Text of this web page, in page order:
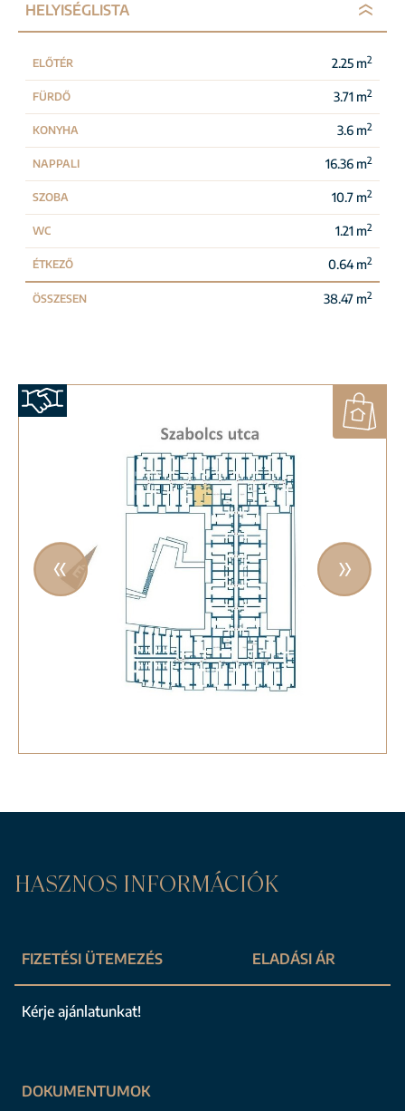
HELYISÉGLISTA
ELŐTÉR 2.25 m2
FÜRDŐ 3.71 m2
KONYHA 3.6 m2
NAPPALI 16.36 m2
SZOBA 10.7 m2
WC 1.21 m2
ÉTKEZŐ 0.64 m2
ÖSSZESEN 38.47 m2
HASZNOS INFORMÁCIÓK
FIZETÉSI ÜTEMEZÉS ELADÁSI ÁR
Kérje ajánlatunkat!
DOKUMENTUMOK